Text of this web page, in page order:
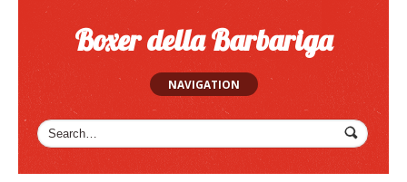
Boxer della Barbariga
NAVIGATION